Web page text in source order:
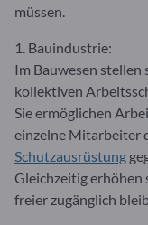
müssen.
1. Bauindustrie:
Im Bauwesen stellen
kollektiven
Sie ermöglichen
einzelne Mitarbeiter
Schutzausrüstung
Gleichzeitig erhöhen
freier zugänglich